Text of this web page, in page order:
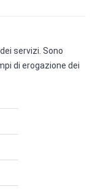
servizi. Sono
di erogazione dei